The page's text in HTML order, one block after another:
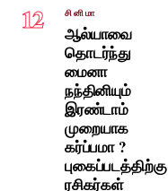
12 சினிமா
ஆல்யாவை
தொடர்ந்து
மைனா
நந்தினியும்
இரண்டாம்
முறையாக
கர்ப்பமா ?
புகைப்படத்திற்கு
ரசிகர்கள்